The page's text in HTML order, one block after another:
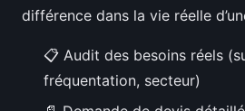
différence dans la vie réelle
📋 Audit des besoins réels
fréquentation, secteur)